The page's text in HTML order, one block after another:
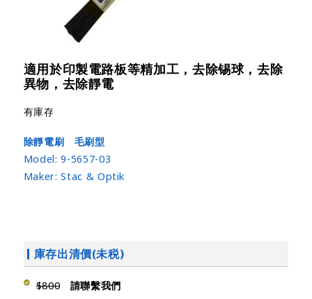
適用於印製電路板等精加工，去除锡球，去除
異物，去除靜電
有庫存
除靜電刷 毛刷型
Model: 9-5657-03
Maker: Stac & Optik
庫存出清價(未税)
$800 請聯繫我們